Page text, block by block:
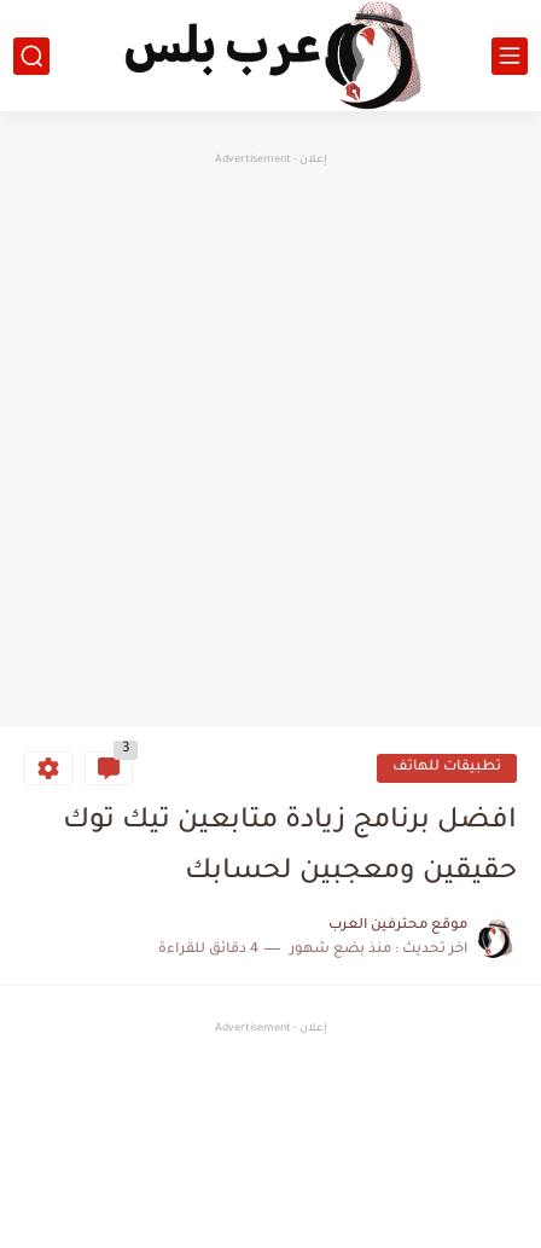
إعلان - Advertisement
تطبيقات للهاتف
3
افضل برنامج زيادة متابعين تيك توك
حقيقين ومعجبين لحسابك
موقع محترفين العرب
اخر تحديث : منذ بضع شهور 4 دقائق للقراءة
إعلان - Advertisement